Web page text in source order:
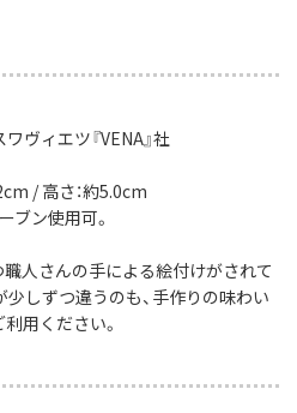
ヴィエツ『VENA』社
/ 高さ：約5.0cm
ブン使用可。
人さんの手による絵付けがされて
しずつ違うのも、手作りの味わい
用ください。